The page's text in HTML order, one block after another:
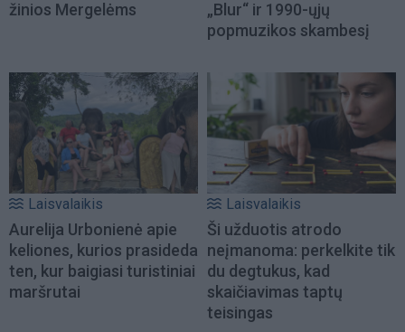
žinios Mergelėms
„Blur“ ir 1990-ųjų
popmuzikos skambesį
Laisvalaikis
Aurelija Urbonienė apie
keliones, kurios prasideda
ten, kur baigiasi turistiniai
maršrutai
Laisvalaikis
Ši užduotis atrodo
neįmanoma: perkelkite tik
du degtukus, kad
skaičiavimas taptų
teisingas